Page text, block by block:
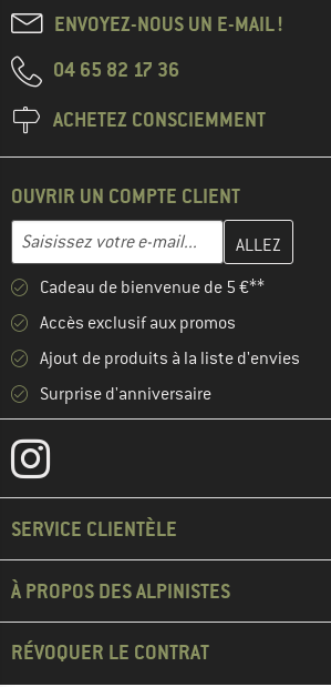
ENVOYEZ-NOUS UN E-MAIL !
04 65 82 17 36
ACHETEZ CONSCIEMMENT
OUVRIR UN COMPTE CLIENT
Adresse e-mail
Entrez votre adresse e-mail ici et créez
Cadeau de bienvenue de 5 €**
Accès exclusif aux promos
Ajout de produits à la liste d'envies
Surprise d'anniversaire
SERVICE CLIENTÈLE
À PROPOS DES ALPINISTES
RÉVOQUER LE CONTRAT